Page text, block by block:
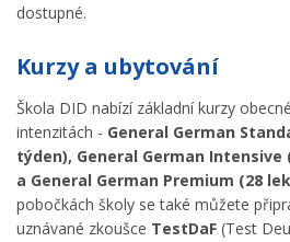
dostupné.
Kurzy a ubytování
Škola DID nabízí základní kurzy
intenzitách - General German
týden), General German Intensive
a General German Premium (28
pobočkách školy se také můžete
uznávané zkoušce TestDaF (Test